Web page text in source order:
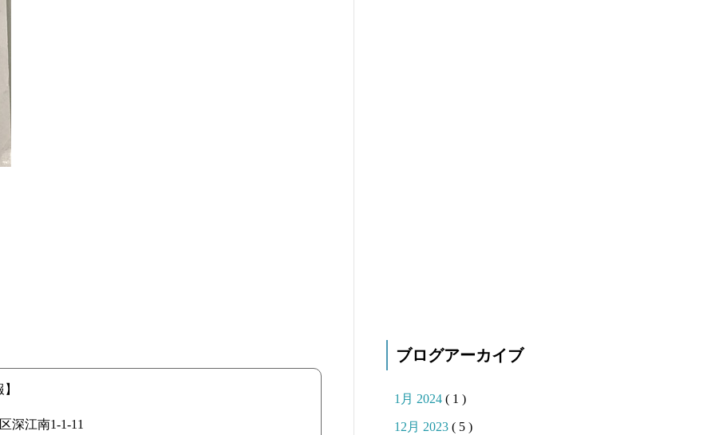
深江南1-1-11
ブログアーカイブ
1月 2024 ( 1 )
12月 2023 ( 5 )